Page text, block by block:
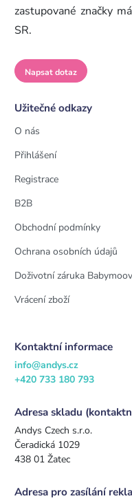
zastupované značky
SR.
Napsat dotaz
Užitečné odkazy
O nás
Přihlášení
Registrace
B2B
Obchodní podmínky
Ochrana osobních údajů
Doživotní záruka Babymoov
Vrácení zboží
Kontaktní informace
info@andys.cz
+420 733 180 793
Adresa skladu
Andys Czech s.r.o.
Čeradická 1029
438 01 Žatec
Adresa pro zasílání